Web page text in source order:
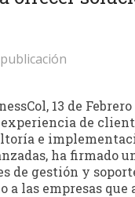
13 de
de
e
ha firmado
de gestión y
a las empresas que